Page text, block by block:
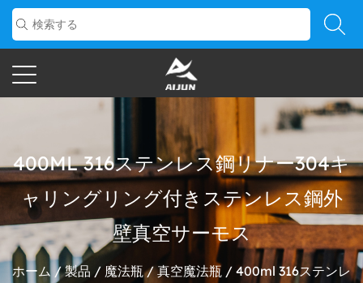
400ML 316ステンレス鋼リナー304キ
ャリングリング付きステンレス鋼外
壁真空サーモス
ホーム /製品 / 魔法瓶/真空魔法瓶 / 400ml 316ステンレ